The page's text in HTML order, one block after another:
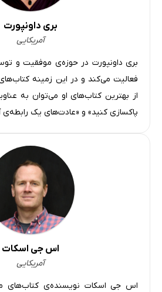
عادت ارتباطی آگاهانۀ شمارۀ 23: بازیگوشی را تمرین کنید
عادت ارتباطی
عادت ارتباطی
داشته باشید
دیدگاه‌ نهایی درمورد 25 روش برای کوک‌ساز رابطه
بری داونپورت
آمریکایی
بری داونپورت در حوزه‌ی موفقیت و
فعالیت می‌کند و در این زمینه
از بهترین کتاب‌های او می‌توان به
پاکسازی کنید» و «عادت‌های یک رابطه‌ی
اس جی اسکات
آمریکایی
اس جی اسکات نویسنده‌ی کتاب‌های